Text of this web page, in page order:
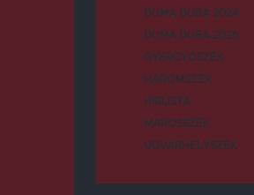
DUMA DUBA 2024
DUMA DUBA 2026
GYERGYÓSZÉK
HÁROMSZÉK
HÍRLISTA
MAROSSZÉK
UDVARHELYSZÉK